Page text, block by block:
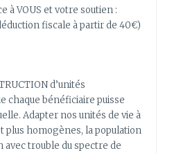
à VOUS et votre soutien :
fiscale à partir de 40€)
d’unités
chaque bénéficiaire puisse
Adapter nos unités de vie à
plus homogènes, la population
avec trouble du spectre de